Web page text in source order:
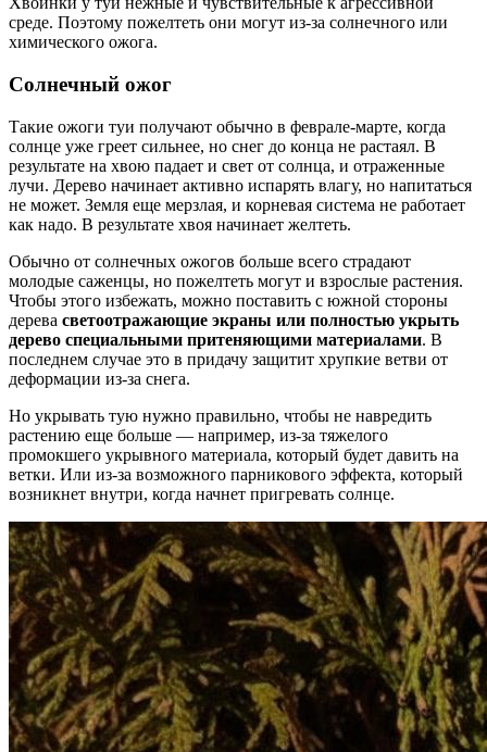
среде. Поэтому пожелтеть они могут из-за солнечного или
химического ожога.
Солнечный ожог
Такие ожоги туи получают обычно в феврале-марте, когда
солнце уже греет сильнее, но снег до конца не растаял. В
результате на хвою падает и свет от солнца, и отраженные
лучи. Дерево начинает активно испарять влагу, но напитаться
не может. Земля еще мерзлая, и корневая система не работает
как надо. В результате хвоя начинает желтеть.
Обычно от солнечных ожогов больше всего страдают
молодые саженцы, но пожелтеть могут и взрослые растения.
Чтобы этого избежать, можно поставить с южной стороны
дерева светоотражающие экраны или полностью укрыть
дерево специальными притеняющими материалами. В
последнем случае это в придачу защитит хрупкие ветви от
деформации из-за снега.
Но укрывать тую нужно правильно, чтобы не навредить
растению еще больше — например, из-за тяжелого
промокшего укрывного материала, который будет давить на
ветки. Или из-за возможного парникового эффекта, который
возникнет внутри, когда начнет пригревать солнце.